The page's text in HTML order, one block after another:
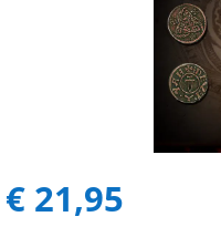
€ 21,95